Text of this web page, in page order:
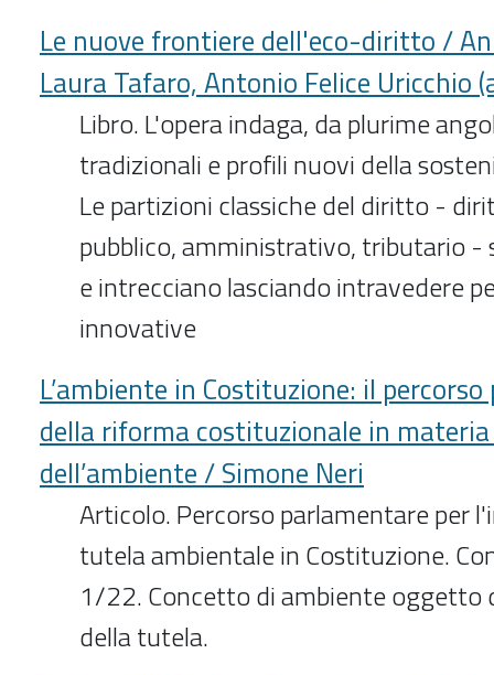
Le nuove frontiere dell'eco-diritto /
Laura Tafaro, Antonio Felice Uricchio
Libro. L'opera indaga, da plurime
tradizionali e profili nuovi della
Le partizioni classiche del diritto -
pubblico, amministrativo, tributario -
e intrecciano lasciando intravedere
innovative
L’ambiente in Costituzione: il
della riforma costituzionale in
dell’ambiente / Simone Neri
Articolo. Percorso parlamentare per
tutela ambientale in Costituzione.
1/22. Concetto di ambiente oggetto
della tutela.